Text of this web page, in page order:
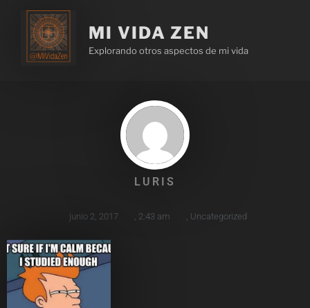
MI VIDA ZEN
Explorando otros aspectos de mi vida
LURIS
junio 2, 2017 2:43 am Uncategorized